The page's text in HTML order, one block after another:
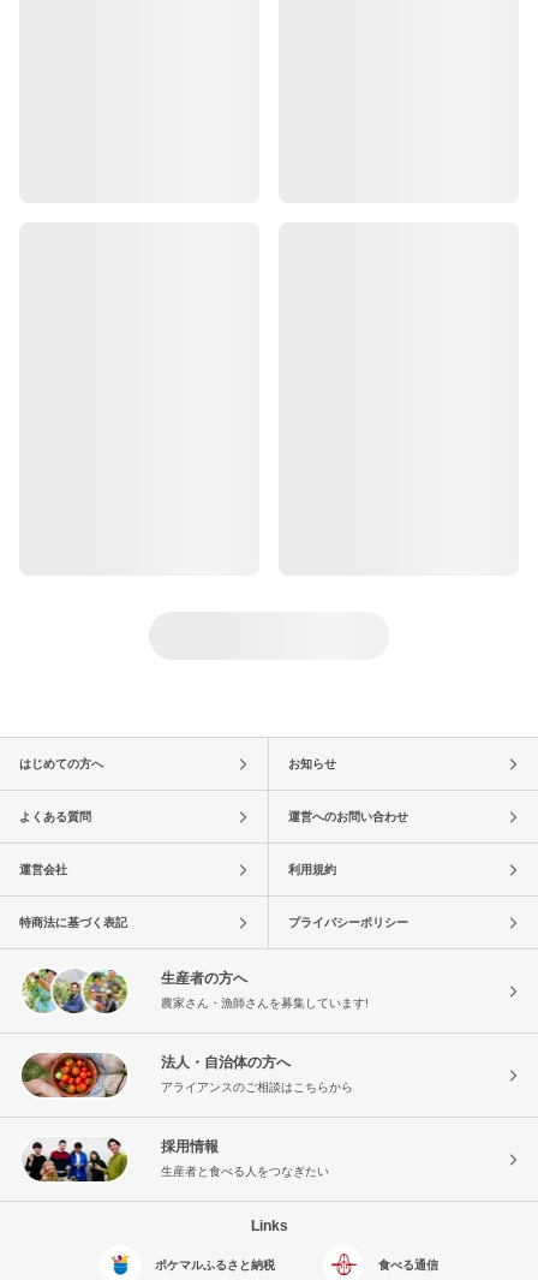
はじめての方へ お知らせ
よくある質問 運営へのお問い合わせ
運営会社 利用規約
特商法に基づく表記 プライバシーポリシー
生産者の方へ
農家さん・漁師さんを募集しています!
法人・自治体の方へ
アライアンスのご相談はこちらから
採用情報
生産者と食べる人をつなぎたい
Links
ポケマルふるさと納税 食べる通信